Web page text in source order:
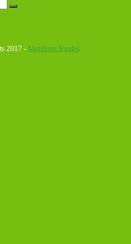
2017 - Mentions légales